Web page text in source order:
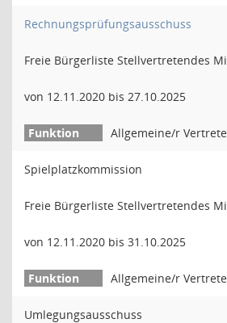
Rechnungsprüfungsausschuss
Freie Bürgerliste Stellvertretendes
von 12.11.2020 bis 27.10.2025
Allgemeine/r
Spielplatzkommission
Freie Bürgerliste Stellvertretendes
von 12.11.2020 bis 31.10.2025
Allgemeine/r
Umlegungsausschuss